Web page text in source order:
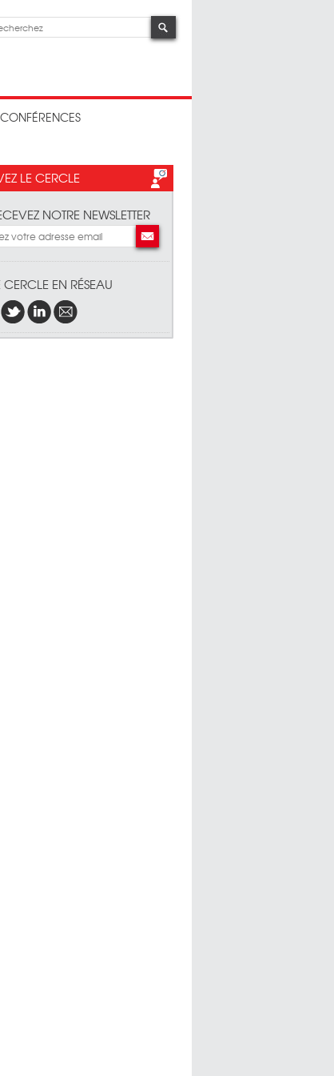
CONFÉRENCES
LE CERCLE
NOTRE NEWSLETTER
CERCLE EN RÉSEAU